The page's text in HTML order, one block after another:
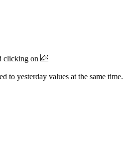
clicking on
to yesterday values at the same time.